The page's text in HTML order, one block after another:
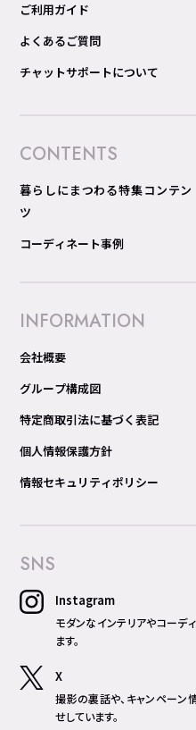
ご利用ガイド
よくあるご質問
チャットサポートについて
CONTENTS
暮らしにまつわる特集コンテン
ツ
コーディネート事例
INFORMATION
会社概要
グループ構成図
特定商取引法に基づく表記
個人情報保護方針
情報セキュリティポリシー
SNS
Instagram
モダンなインテリアやコーデ
ます。
X
撮影の裏話や、キャンペー
せしています。